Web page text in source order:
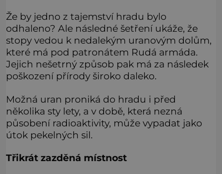
Že by jedno z tajemství hradu bylo
odhaleno? Ale následné šetření ukáže, že
stopy vedou k nedalekým uranovým dolům,
které má pod patronátem Rudá armáda.
Jejich nešetrný způsob pak má za následek
poškození přírody široko daleko.
Možná uran proniká do hradu i před
několika sty lety, a v době, která nezná
působení radioaktivity, může vypadat jako
útok pekelných sil.
Třikrát zazděná místnost